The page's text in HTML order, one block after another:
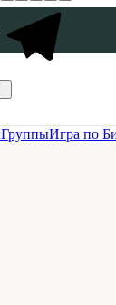
ГруппыИгра по